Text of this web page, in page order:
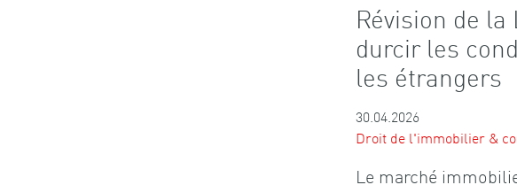
Révision de
durcir les
les étrangers
30.04.2026
Droit de l'immobilier &
Le marché